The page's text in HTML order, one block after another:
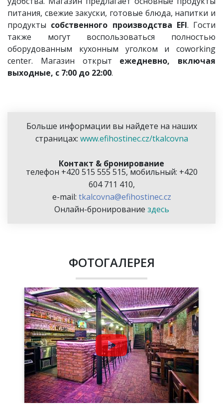
питания, свежие закуски, готовые блюда, напитки и
продукты собственного производства EFI. Гости
также могут воспользоваться полностью
оборудованным кухонным уголком и coworking
center. Магазин открыт ежедневно, включая
выходные, с 7:00 до 22:00.
Больше информации вы найдете на наших
страницах: www.efihostinec.cz/tkalcovna
Контакт & бронирование
телефон +420 515 555 515, мобильный: +420
604 711 410,
e-mail: tkalcovna@efihostinec.cz
Онлайн-бронирование здесь
ФОТОГАЛЕРЕЯ